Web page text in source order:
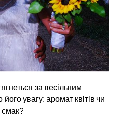
за весільним
увагу: аромат квітів чи
смак?